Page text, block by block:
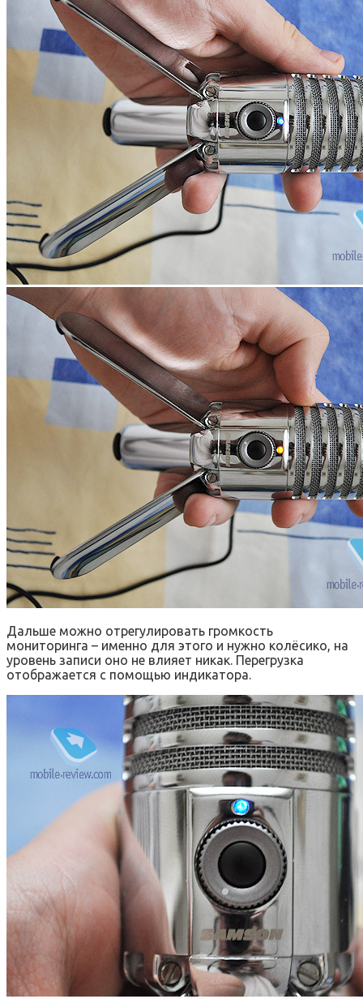
Дальше можно отрегулировать громкость
мониторинга – именно для этого и нужно колёсико, на
уровень записи оно не влияет никак. Перегрузка
отображается с помощью индикатора.